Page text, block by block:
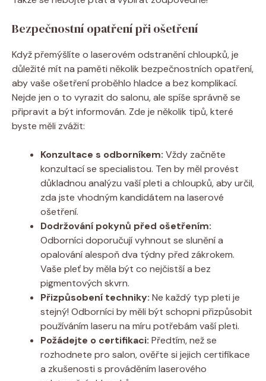
Bezpečnostní opatření při ošetření
Když přemýšlíte o laserovém odstranění chloupků, je
důležité mít na paměti několik bezpečnostních opatření,
aby vaše ošetření proběhlo hladce a bez komplikací.
Nejde jen o to vyrazit do salonu, ale spíše správně se
připravit a být informován. Zde je několik tipů, které
byste měli zvážit:
Konzultace s odborníkem: Vždy začněte
konzultací se specialistou. Ten by měl provést
důkladnou analýzu vaší pleti a chloupků, aby určil,
zda jste vhodným kandidátem na laserové
ošetření.
Dodržování pokynů před ošetřením:
Odborníci doporučují vyhnout se slunění a
opalování alespoň dva týdny před zákrokem.
Vaše pleť by měla být co nejčistší a bez
pigmentových skvrn.
Přizpůsobení techniky: Ne každý typ pleti je
stejný! Odborníci by měli být schopni přizpůsobit
používáním laseru na míru potřebám vaší pleti.
Požádejte o certifikaci: Předtím, než se
rozhodnete pro salon, ověřte si jejich certifikace
a zkušenosti s prováděním laserového